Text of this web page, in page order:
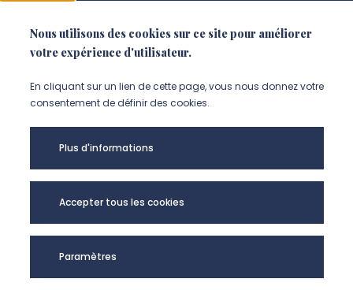
NOUS SUIVRE
Suivez-nous sur instagram
Suivez-nous sur linkedin
Suivez-nous sur
Université de Picardie Jules Verne -
@Copyright 2024
Mentions légales
Accessibilité
Nous utilisons des cookies sur ce site pour améliorer
votre expérience d'utilisateur.
En cliquant sur un lien de cette page, vous nous donnez votre
consentement de définir des cookies.
Plus d'informations
Accepter tous les cookies
Paramètres